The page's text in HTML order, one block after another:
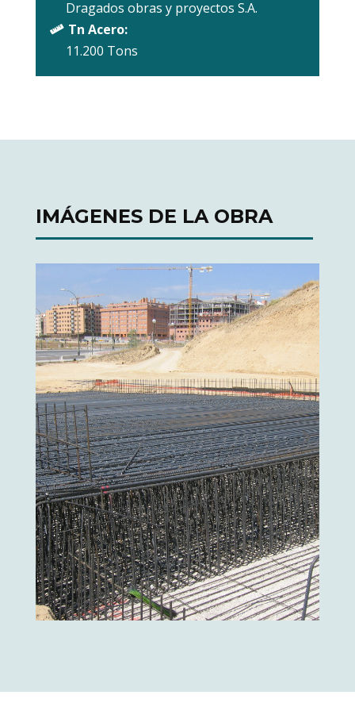
Dragados obras y proyectos S.A.
 Tn Acero:
11.200 Tons
IMÁGENES DE LA OBRA